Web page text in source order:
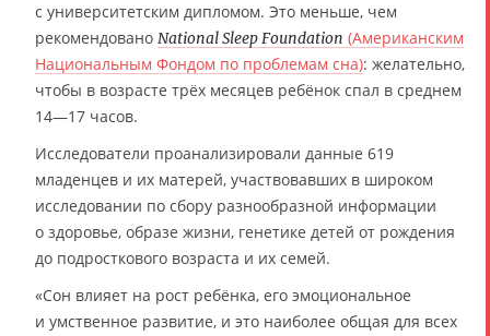
с университетским дипломом. Это меньше, чем
рекомендовано National Sleep Foundation (Американским
Национальным Фондом по проблемам сна): желательно,
чтобы в возрасте трёх месяцев ребёнок спал в среднем
14—17 часов.
Исследователи проанализировали данные 619
младенцев и их матерей, участвовавших в широком
исследовании по сбору разнообразной информации
о здоровье, образе жизни, генетике детей от рождения
до подросткового возраста и их семей.
«Сон влияет на рост ребёнка, его эмоциональное
и умственное развитие, и это наиболее общая для всех